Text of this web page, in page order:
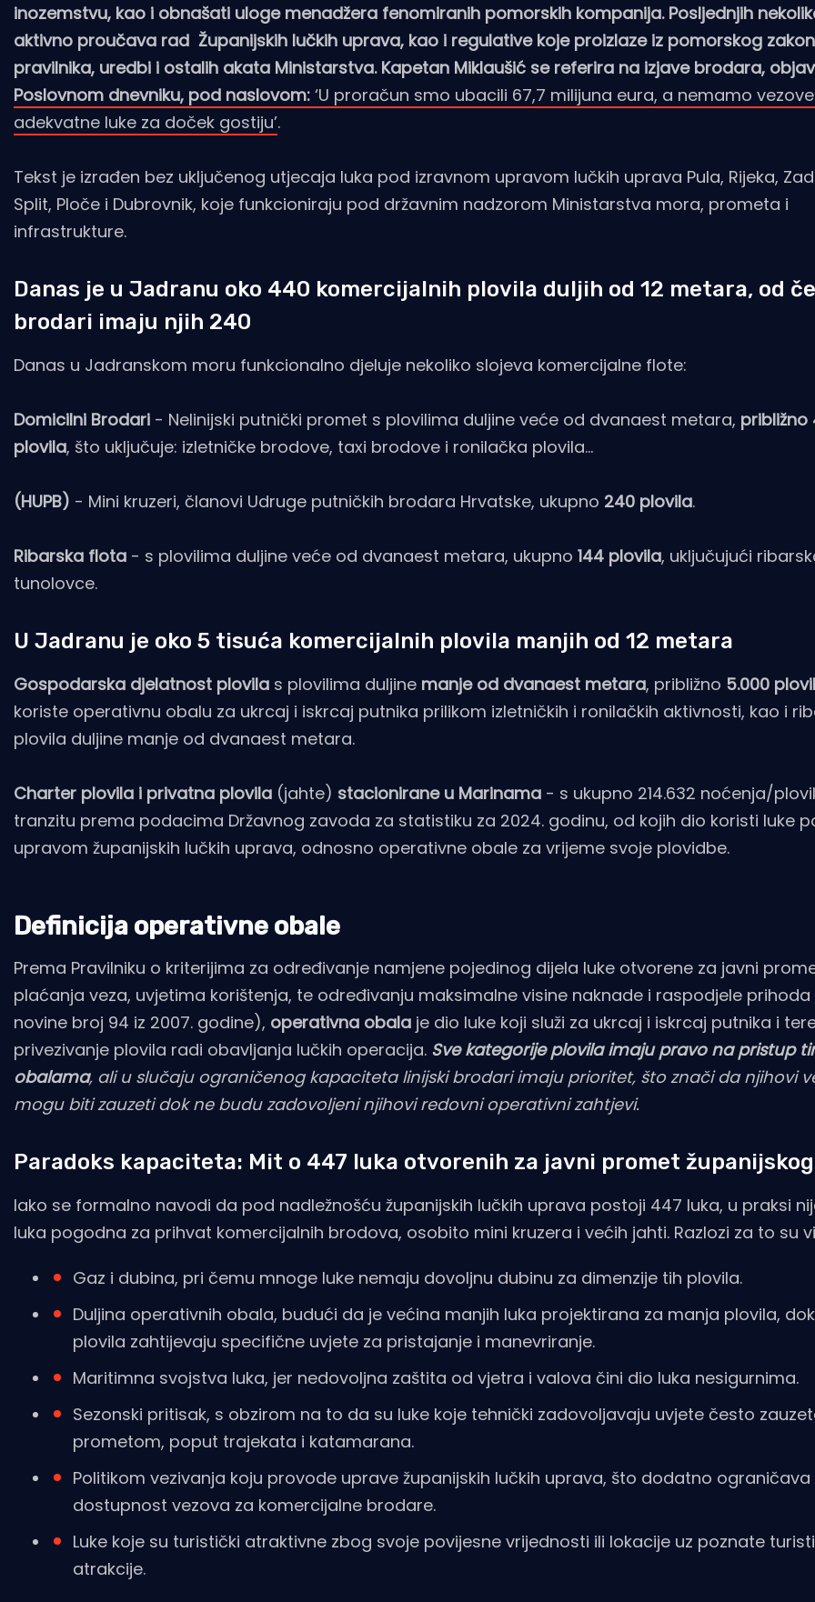
inozemstvu, kao i obnašati uloge menadžera fenomiranih pomorskih kompanija. Posljednjih
aktivno proučava rad Županijskih lučkih uprava, kao i regulative koje proizlaze iz pomorskog
pravilnika, uredbi i ostalih akata Ministarstva. Kapetan Miklaušić se referira na izjave brodara,
Poslovnom dnevniku, pod naslovom: ‘U proračun smo ubacili 67,7 milijuna eura, a nemamo
adekvatne luke za doček gostiju’.
Tekst je izrađen bez uključenog utjecaja luka pod izravnom upravom lučkih uprava Pula, Rijeka,
Split, Ploče i Dubrovnik, koje funkcioniraju pod državnim nadzorom Ministarstva mora, prometa i
infrastrukture.
Danas je u Jadranu oko 440 komercijalnih plovila duljih od 12 metara, od
brodari imaju njih 240
Danas u Jadranskom moru funkcionalno djeluje nekoliko slojeva komercijalne flote:
Domicilni Brodari - Nelinijski putnički promet s plovilima duljine veće od dvanaest metara, približno
plovila, što uključuje: izletničke brodove, taxi brodove i ronilačka plovila...
(HUPB) - Mini kruzeri, članovi Udruge putničkih brodara Hrvatske, ukupno 240 plovila.
Ribarska flota - s plovilima duljine veće od dvanaest metara, ukupno 144 plovila, uključujući
tunolovce.
U Jadranu je oko 5 tisuća komercijalnih plovila manjih od 12 metara
Gospodarska djelatnost plovila s plovilima duljine manje od dvanaest metara, približno 5.000
koriste operativnu obalu za ukrcaj i iskrcaj putnika prilikom izletničkih i ronilačkih aktivnosti, kao i
plovila duljine manje od dvanaest metara.
Charter plovila i privatna plovila (jahte) stacionirane u Marinama - s ukupno 214.632 noćenja/
tranzitu prema podacima Državnog zavoda za statistiku za 2024. godinu, od kojih dio koristi luke
upravom županijskih lučkih uprava, odnosno operativne obale za vrijeme svoje plovidbe.
Definicija operativne obale
Prema Pravilniku o kriterijima za određivanje namjene pojedinog dijela luke otvorene za javni
plaćanja veza, uvjetima korištenja, te određivanju maksimalne visine naknade i raspodjele
novine broj 94 iz 2007. godine), operativna obala je dio luke koji služi za ukrcaj i iskrcaj putnika i
privezivanje plovila radi obavljanja lučkih operacija. Sve kategorije plovila imaju pravo na pristup
obalama, ali u slučaju ograničenog kapaciteta linijski brodari imaju prioritet, što znači da njihovi
mogu biti zauzeti dok ne budu zadovoljeni njihovi redovni operativni zahtjevi.
Paradoks kapaciteta: Mit o 447 luka otvorenih za javni promet
Iako se formalno navodi da pod nadležnošću županijskih lučkih uprava postoji 447 luka, u praksi
luka pogodna za prihvat komercijalnih brodova, osobito mini kruzera i većih jahti. Razlozi za to su
Gaz i dubina, pri čemu mnoge luke nemaju dovoljnu dubinu za dimenzije tih plovila.
Duljina operativnih obala, budući da je većina manjih luka projektirana za manja plovila,
plovila zahtijevaju specifične uvjete za pristajanje i manevriranje.
Maritimna svojstva luka, jer nedovoljna zaštita od vjetra i valova čini dio luka nesigurnima.
Sezonski pritisak, s obzirom na to da su luke koje tehnički zadovoljavaju uvjete često
prometom, poput trajekata i katamarana.
Politikom vezivanja koju provode uprave županijskih lučkih uprava, što dodatno ograničava
dostupnost vezova za komercijalne brodare.
Luke koje su turistički atraktivne zbog svoje povijesne vrijednosti ili lokacije uz poznate
atrakcije.